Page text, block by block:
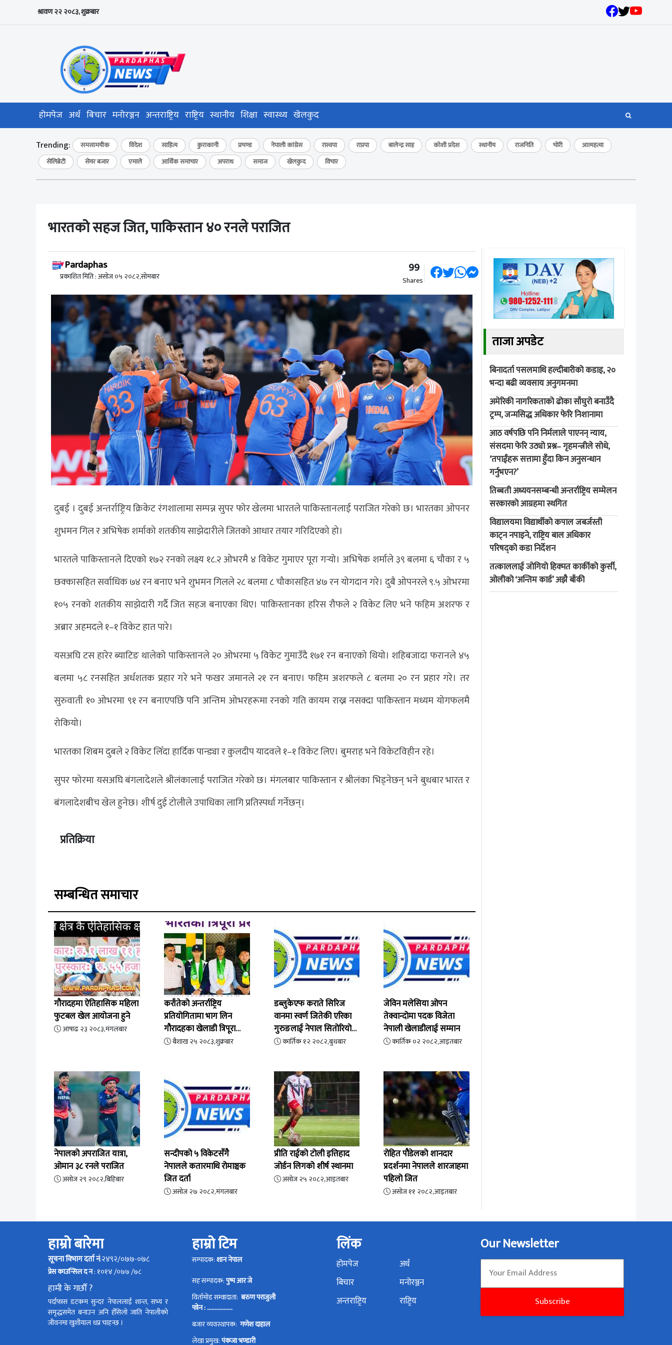
श्रावण २२ २०८३, शुक्रबार
होमपेज अर्थ बिचार मनोरञ्जन अन्तराष्ट्रिय राष्ट्रिय स्थानीय शिक्षा स्वास्थ्य खेलकुद
Trending: समसामयीक विदेश साहित्य कुराकानी प्रचण्ड नेपाली कांग्रेस रास्वपा राप्रपा बालेन्द्र साह कोशी प्रदेश स्थानीय राजनिति चोरी
आत्महत्या
सेलिब्रेटी
सेयर बजार एमाले आर्थिक समाचार अपराध समाज खेलकुद विचार
भारतको सहज जित, पाकिस्तान ४० रनले पराजित
Pardaphas
प्रकाशित मिति : असोज ०५ २०८२,सोमबार
99
Shares
दुबई । दुबई अन्तर्राष्ट्रिय क्रिकेट रंगशालामा सम्पन्न सुपर फोर खेलमा भारतले पाकिस्तानलाई पराजित गरेको छ। भारतका ओपनर
शुभमन गिल र अभिषेक शर्माको शतकीय साझेदारीले जितको आधार तयार गरिदिएको हो।
भारतले पाकिस्तानले दिएको १७२ रनको लक्ष्य १८.२ ओभरमै ४ विकेट गुमाएर पूरा गर्‍यो। अभिषेक शर्माले ३९ बलमा ६ चौका र ५
छक्कासहित सर्वाधिक ७४ रन बनाए भने शुभमन गिलले २८ बलमा ८ चौकासहित ४७ रन योगदान गरे। दुबै ओपनरले ९.५ ओभरमा
१०५ रनको शतकीय साझेदारी गर्दै जित सहज बनाएका थिए। पाकिस्तानका हरिस रौफले २ विकेट लिए भने फहिम अशरफ र
अब्रार अहमदले १–१ विकेट हात पारे।
यसअघि टस हारेर ब्याटिङ थालेको पाकिस्तानले २० ओभरमा ५ विकेट गुमाउँदै १७१ रन बनाएको थियो। शहिबजादा फरानले ४५
बलमा ५८ रनसहित अर्धशतक प्रहार गरे भने फखर जमानले २१ रन बनाए। फहिम अशरफले ८ बलमा २० रन प्रहार गरे। तर
सुरुवाती १० ओभरमा ९१ रन बनाएपछि पनि अन्तिम ओभरहरूमा रनको गति कायम राख्न नसक्दा पाकिस्तान मध्यम योगफलमै
रोकियो।
भारतका शिबम दुबले २ विकेट लिँदा हार्दिक पान्ड्या र कुलदीप यादवले १–१ विकेट लिए। बुमराह भने विकेटविहीन रहे।
सुपर फोरमा यसअघि बंगलादेशले श्रीलंकालाई पराजित गरेको छ। मंगलबार पाकिस्तान र श्रीलंका भिड्नेछन् भने बुधबार भारत र
बंगलादेशबीच खेल हुनेछ। शीर्ष दुई टोलीले उपाधिका लागि प्रतिस्पर्धा गर्नेछन्।
प्रतिक्रिया
सम्बन्धित समाचार
गौरादहमा ऐतिहासिक महिला
फुटबल खेल आयोजना हुने
आषाढ २३ २०८३,मंगलबार
कराँतेको अन्तर्राष्ट्रिय
प्रतियोगितामा भाग लिन
गौरादहका खेलाडी त्रिपूरा
प्रस्थान
बैशाख २५ २०८३,शुक्रबार
डब्लुकेएफ कराते सिरिज
वानमा स्वर्ण जितेकी एरिका
गुरुङलाई नेपाल सितोरियो
कराते संघद्वारा सम्मान
कार्तिक १२ २०८२,बुधबार
जेविन मलेसिया ओपन
तेक्वान्दोमा पदक विजेता
नेपाली खेलाडीलाई सम्मान
कार्तिक ०२ २०८२,आइतबार
नेपालको अपराजित यात्रा,
ओमान ३८ रनले पराजित
असोज २९ २०८२,बिहिबार
सन्दीपको ५ विकेटसँगै
नेपालले कतारमाथि रोमाञ्चक
जित दर्ता
असोज २७ २०८२,मंगलबार
प्रीति राईको टोली इत्तिहाद
जोर्डन लिगको शीर्ष स्थानमा
असोज २५ २०८२,आइतबार
रोहित पौडेलको शानदार
प्रदर्शनमा नेपालले शारजाहमा
पहिलो जित
असोज ११ २०८२,आइतबार
ताजा अपडेट
बिनादर्ता पसलमाथि हल्दीबारीको कडाइ, २०
भन्दा बढी व्यवसाय अनुगमनमा
अमेरिकी नागरिकताको ढोका साँघुरो बनाउँदै
ट्रम्प, जन्मसिद्ध अधिकार फेरि निशानामा
आठ वर्षपछि पनि निर्मलाले पाएनन् न्याय,
संसदमा फेरि उठ्यो प्रश्न– गृहमन्त्रीले सोधे,
‘तपाईंहरू सत्तामा हुँदा किन अनुसन्धान
गर्नुभएन?’
तिब्बती अध्ययनसम्बन्धी अन्तर्राष्ट्रिय सम्मेलन
सरकारको आग्रहमा स्थगित
विद्यालयमा विद्यार्थीको कपाल जबर्जस्ती
काट्न नपाइने, राष्ट्रिय बाल अधिकार
परिषद्को कडा निर्देशन
तत्काललाई जोगियो हिक्मत कार्कीको कुर्सी,
ओलीको ‘अन्तिम कार्ड’ अझै बाँकी
हाम्रो बारेमा
सूचना विभाग दर्ता नं:२४९२/०७७-०७८
प्रेस काउन्सिल द न: १०१४ /०७७ /७८
हामी के गर्छौं ?
पर्दाफास डटकम सुन्दर नेपाललाई शान्त, सभ्य र
समृद्धसमेत बनाउन अनि हँसिलो जाति नेपालीको
जीवनमा खुशीयाल थप्न चाहन्छ ।
हाम्रो टिम
सम्पादक:शान नेपाल
सह सम्पादक:पुष्प आर जे
विर्तामोड सम्वादाता:बरुण पराजुली
फोन : .................
बजार व्यवस्थापक:गणेश दाहाल
लेखा प्रमुख:पंकजा भण्डारी
लिंक
होमपेज
अर्थ
बिचार
मनोरञ्जन
अन्तराष्ट्रिय
राष्ट्रिय
Our Newsletter
Subscribe